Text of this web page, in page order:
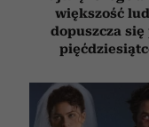
większość
dopuszcza się